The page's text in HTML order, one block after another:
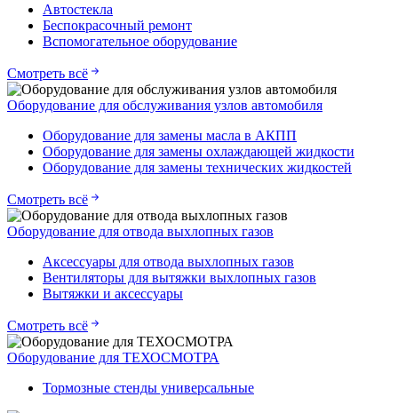
Автостекла
Беспокрасочный ремонт
Вспомогательное оборудование
Смотреть всё
Оборудование для обслуживания узлов автомобиля
Оборудование для замены масла в АКПП
Оборудование для замены охлаждающей жидкости
Оборудование для замены технических жидкостей
Смотреть всё
Оборудование для отвода выхлопных газов
Аксессуары для отвода выхлопных газов
Вентиляторы для вытяжки выхлопных газов
Вытяжки и аксессуары
Смотреть всё
Оборудование для ТЕХОСМОТРА
Тормозные стенды универсальные